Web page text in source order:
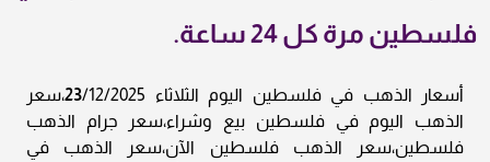
فلسطين مرة كل 24 ساعة.
أسعار الذهب في فلسطين اليوم الثلاثاء 23/12/2025،سعر
الذهب اليوم في فلسطين بيع وشراء،سعر جرام الذهب
فلسطين،سعر الذهب فلسطين الآن،سعر الذهب في